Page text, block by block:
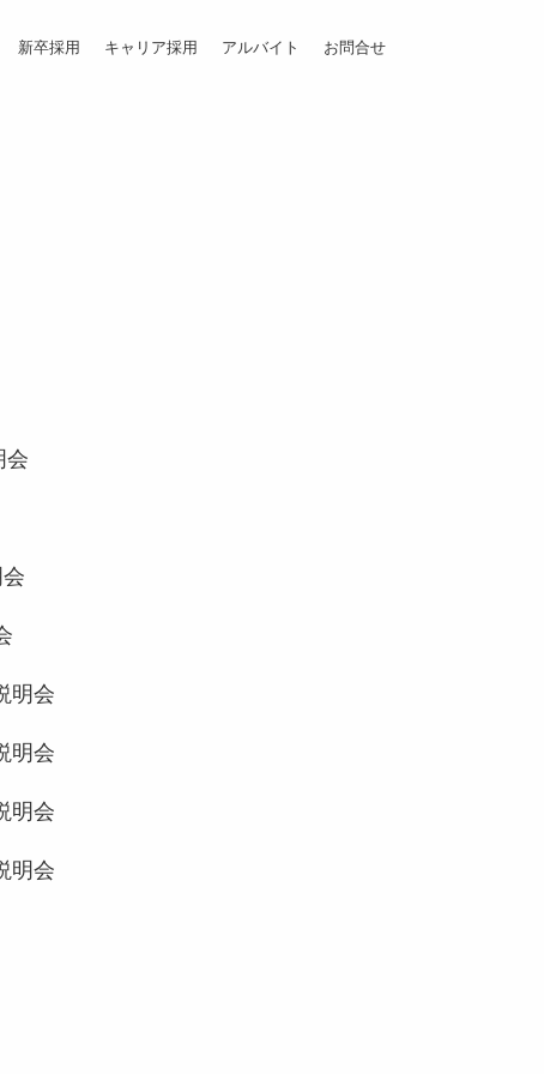
新卒採用 キャリア採用 アルバイト お問合せ
会
明会
明会
明会
明会